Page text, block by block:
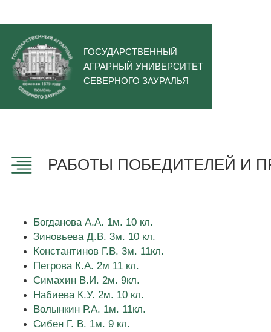
ГОСУДАРСТВЕННЫЙ
АГРАРНЫЙ УНИВЕРСИТЕТ
СЕВЕРНОГО ЗАУРАЛЬЯ
РАБОТЫ ПОБЕДИТЕЛЕЙ И
Богданова А.А. 1м. 10 кл.
Зиновьева Д.В. 3м. 10 кл.
Константинов Г.В. 3м. 11кл.
Петрова К.А. 2м 11 кл.
Симахин В.И. 2м. 9кл.
Набиева К.У. 2м. 10 кл.
Волынкин Р.А. 1м. 11кл.
Сибен Г. В. 1м. 9 кл.